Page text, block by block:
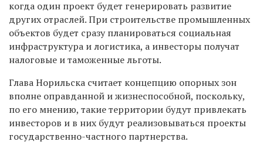
когда один проект будет генерировать развитие
других отраслей. При строительстве промышленных
объектов будет сразу планироваться социальная
инфраструктура и логистика, а инвесторы получат
налоговые и таможенные льготы.
Глава Норильска считает концепцию опорных зон
вполне оправданной и жизнеспособной, поскольку,
по его мнению, такие территории будут привлекать
инвесторов и в них будут реализовываться проекты
государственно-частного партнерства.